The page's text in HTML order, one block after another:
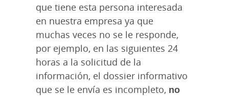
que tiene esta persona interesada
en nuestra empresa ya que
muchas veces no se le responde,
por ejemplo, en las siguientes 24
horas a la solicitud de la
información, el dossier informativo
que se le envía es incompleto, no